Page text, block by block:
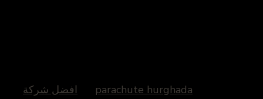
parachute hurghada
افضل شركة